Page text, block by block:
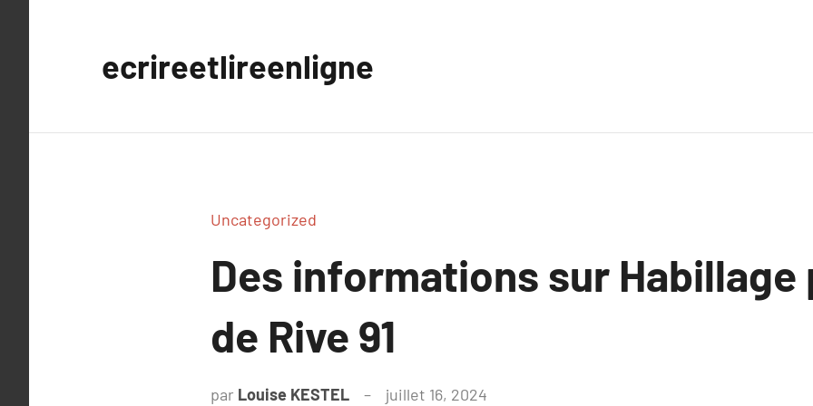
ecrireetlireenligne
Uncategorized
Des informations sur Habillage
de Rive 91
par Louise KESTEL juillet 16, 2024